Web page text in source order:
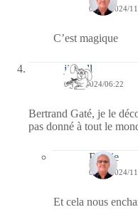
09/06/2024/
C’est magique
jill bill
09/06/2024/06:22
Bertrand Gaté, je le
pas donné à tout le
Bernie
09/06/2024/
Et cela nous